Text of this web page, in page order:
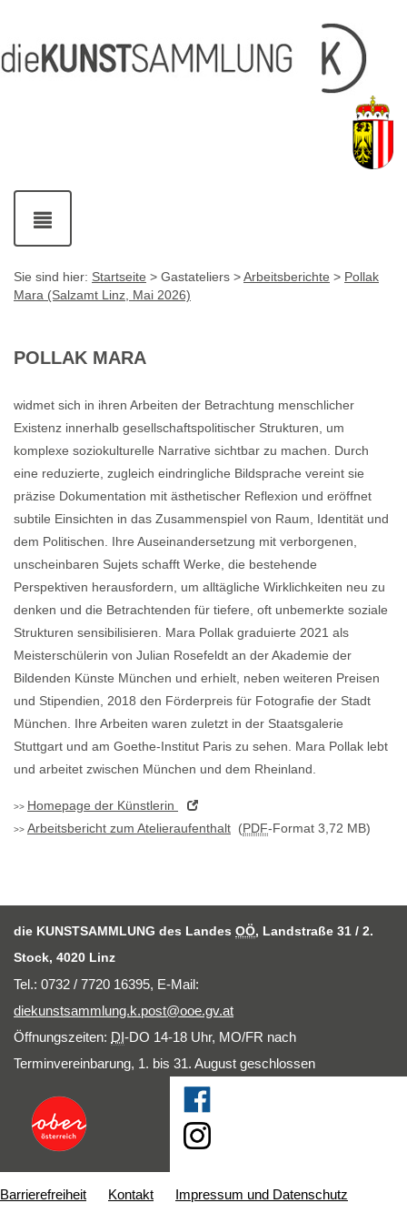
[1]
[2]
mit
Kontaktdaten
Navigation
ein-
und
Sie sind hier: Startseite > Gastateliers >Arbeitsberichte > Pollak
Mara (Salzamt Linz, Mai 2026)
POLLAK MARA
widmet sich in ihren Arbeiten der Betrachtung menschlicher
Existenz innerhalb gesellschaftspolitischer Strukturen, um
komplexe soziokulturelle Narrative sichtbar zu machen. Durch
eine reduzierte, zugleich eindringliche Bildsprache vereint sie
präzise Dokumentation mit ästhetischer Reflexion und eröffnet
subtile Einsichten in das Zusammenspiel von Raum, Identität und
dem Politischen. Ihre Auseinandersetzung mit verborgenen,
unscheinbaren Sujets schafft Werke, die bestehende
Perspektiven herausfordern, um alltägliche Wirklichkeiten neu zu
denken und die Betrachtenden für tiefere, oft unbemerkte soziale
Strukturen sensibilisieren. Mara Pollak graduierte 2021 als
Meisterschülerin von Julian Rosefeldt an der Akademie der
Bildenden Künste München und erhielt, neben weiteren Preisen
und Stipendien, 2018 den Förderpreis für Fotografie der Stadt
München. Ihre Arbeiten waren zuletzt in der Staatsgalerie
Stuttgart und am Goethe-Institut Paris zu sehen. Mara Pollak lebt
und arbeitet zwischen München und dem Rheinland.
Homepage der Künstlerin
Arbeitsbericht zum Atelieraufenthalt (PDF-Format 3,72 MB)
die KUNSTSAMMLUNG des Landes OÖ, Landstraße 31 / 2.
Stock, 4020 Linz
Tel.: 0732 / 7720 16395, E-Mail:
diekunstsammlung.k.post@ooe.gv.at
Öffnungszeiten: DI-DO 14-18 Uhr, MO/FR nach
Terminvereinbarung, 1. bis 31. August geschlossen
Barrierefreiheit Kontakt Impressum und Datenschutz